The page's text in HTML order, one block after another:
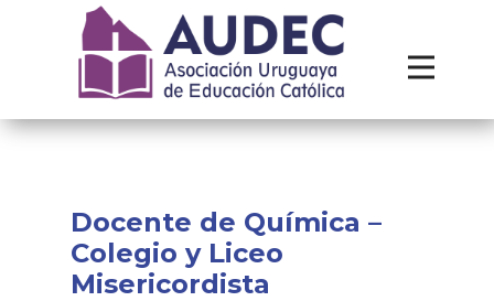
Institucional
Recursos
Docente de Química –
Colegio y Liceo
Misericordista